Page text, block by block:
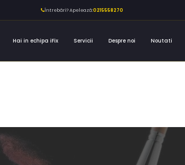
Întrebări? Apelează:0215558270
Hai in echipa iFix Servicii Despre noi Noutati